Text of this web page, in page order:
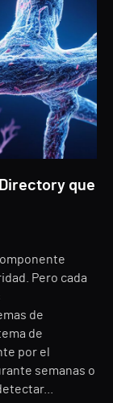
que
Pero cada
de
de
por el
semanas o